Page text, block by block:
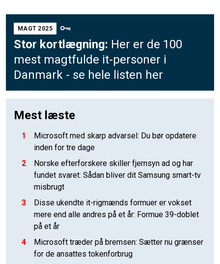
MAGT 2025
Stor kortlægning: Her er de 100
mest magtfulde it-personer i
Danmark - se hele listen her
Mest læste
1
Microsoft med skarp advarsel: Du bør opdatere
inden for tre dage
2
Norske efterforskere skiller fjernsyn ad og har
fundet svaret: Sådan bliver dit Samsung smart-tv
misbrugt
3
Disse ukendte it-rigmænds formuer er vokset
mere end alle andres på et år: Formue 39-doblet
på et år
4
Microsoft træder på bremsen: Sætter nu grænser
for de ansattes tokenforbrug